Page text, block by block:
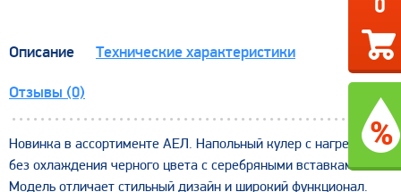
Описание Технические характеристики
Отзывы (0)
Новинка в ассортименте АЕЛ. Напольный кулер с нагревом
без охлаждения черного цвета с серебряными вставками.
Модель отличает стильный дизайн и широкий функционал.
0